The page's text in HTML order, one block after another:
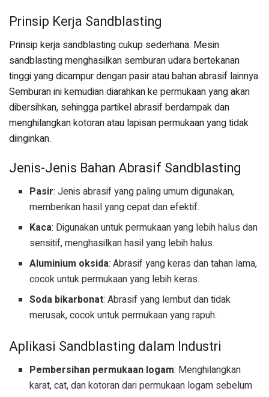
Prinsip Kerja Sandblasting
Prinsip kerja sandblasting cukup sederhana. Mesin
sandblasting menghasilkan semburan udara bertekanan
tinggi yang dicampur dengan pasir atau bahan abrasif lainnya.
Semburan ini kemudian diarahkan ke permukaan yang akan
dibersihkan, sehingga partikel abrasif berdampak dan
menghilangkan kotoran atau lapisan permukaan yang tidak
diinginkan.
Jenis-Jenis Bahan Abrasif Sandblasting
Pasir: Jenis abrasif yang paling umum digunakan,
memberikan hasil yang cepat dan efektif.
Kaca: Digunakan untuk permukaan yang lebih halus dan
sensitif, menghasilkan hasil yang lebih halus.
Aluminium oksida: Abrasif yang keras dan tahan lama,
cocok untuk permukaan yang lebih keras.
Soda bikarbonat: Abrasif yang lembut dan tidak
merusak, cocok untuk permukaan yang rapuh.
Aplikasi Sandblasting dalam Industri
Pembersihan permukaan logam: Menghilangkan
karat, cat, dan kotoran dari permukaan logam sebelum